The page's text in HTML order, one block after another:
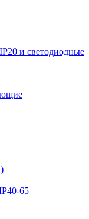
и светодиодные
65